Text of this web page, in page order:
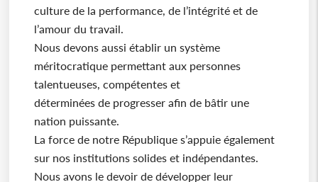
culture de la performance, de l’intégrité et de
l’amour du travail.
Nous devons aussi établir un système
méritocratique permettant aux personnes
talentueuses, compétentes et
déterminées de progresser afin de bâtir une
nation puissante.
La force de notre République s’appuie également
sur nos institutions solides et indépendantes.
Nous avons le devoir de développer leur